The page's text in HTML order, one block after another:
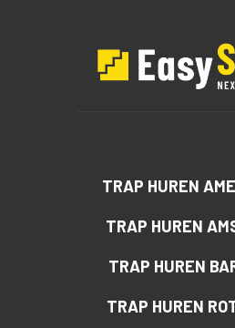
TRAP HUREN
TRAP HUREN
TRAP HUREN
TRAP HUREN